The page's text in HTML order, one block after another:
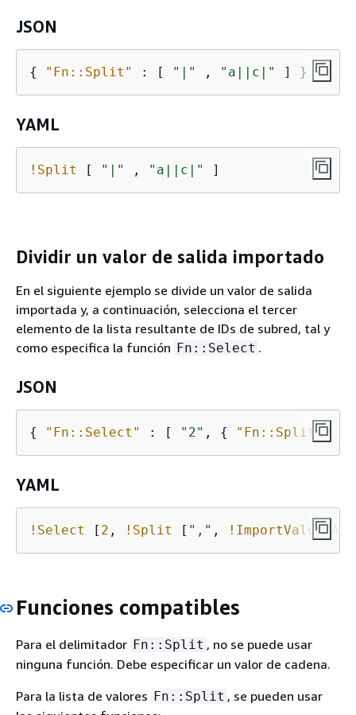
JSON
{ "Fn::Split" : [ "|" , "a||c|" ] }
YAML
!Split [ "|" , "a||c|" ]
Dividir un valor de salida importado
En el siguiente ejemplo se divide un valor de salida
importada y, a continuación, selecciona el tercer
elemento de la lista resultante de IDs de subred, tal y
como especifica la función Fn::Select .
JSON
{ "Fn::Select" : [ "2" , { "Fn::Split": [
YAML
!Select [ 2 , !Split [ "," , !ImportValue
Funciones compatibles
Para el delimitador Fn::Split , no se puede usar
ninguna función. Debe especificar un valor de cadena.
Para la lista de valores Fn::Split , se pueden usar